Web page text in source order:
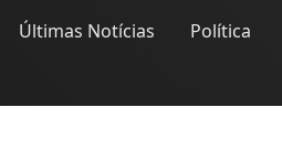
Últimas Notícias Política